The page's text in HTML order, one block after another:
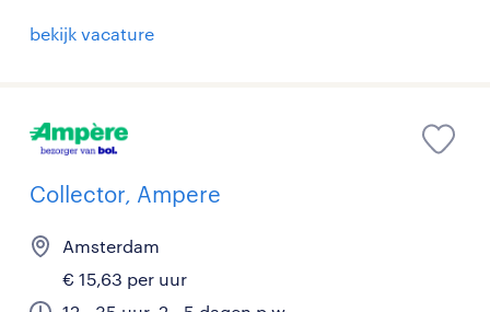
bekijk vacature
Collector, Ampere
Amsterdam
€ 15,63 per uur